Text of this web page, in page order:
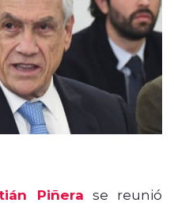
Piñera se reunió